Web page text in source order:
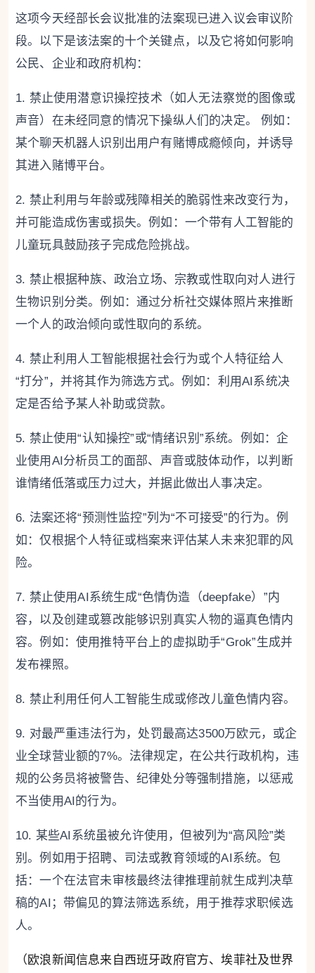
这项今天经部长会议批准的法案现已进入议会审议阶
段。以下是该法案的十个关键点，以及它将如何影响
公民、企业和政府机构：
1. 禁止使用潜意识操控技术（如人无法察觉的图像或
声音）在未经同意的情况下操纵人们的决定。 例如：
某个聊天机器人识别出用户有赌博成瘾倾向，并诱导
其进入赌博平台。
2. 禁止利用与年龄或残障相关的脆弱性来改变行为，
并可能造成伤害或损失。例如：一个带有人工智能的
儿童玩具鼓励孩子完成危险挑战。
3. 禁止根据种族、政治立场、宗教或性取向对人进行
生物识别分类。例如：通过分析社交媒体照片来推断
一个人的政治倾向或性取向的系统。
4. 禁止利用人工智能根据社会行为或个人特征给人
“打分”，并将其作为筛选方式。例如：利用AI系统决
定是否给予某人补助或贷款。
5. 禁止使用“认知操控”或“情绪识别”系统。例如：企
业使用AI分析员工的面部、声音或肢体动作，以判断
谁情绪低落或压力过大，并据此做出人事决定。
6. 法案还将“预测性监控”列为“不可接受”的行为。例
如：仅根据个人特征或档案来评估某人未来犯罪的风
险。
7. 禁止使用AI系统生成“色情伪造（deepfake）”内
容，以及创建或篡改能够识别真实人物的逼真色情内
容。例如：使用推特平台上的虚拟助手“Grok”生成并
发布裸照。
8. 禁止利用任何人工智能生成或修改儿童色情内容。
9. 对最严重违法行为，处罚最高达3500万欧元，或企
业全球营业额的7%。法律规定，在公共行政机构，违
规的公务员将被警告、纪律处分等强制措施，以惩戒
不当使用AI的行为。
10. 某些AI系统虽被允许使用，但被列为“高风险”类
别。例如用于招聘、司法或教育领域的AI系统。包
括：一个在法官未审核最终法律推理前就生成判决草
稿的AI；带偏见的算法筛选系统，用于推荐求职候选
人。
（欧浪新闻信息来自西班牙政府官方、埃菲社及世界